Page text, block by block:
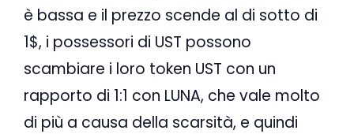
è bassa e il prezzo scende al di sotto di
1$, i possessori di UST possono
scambiare i loro token UST con un
rapporto di 1:1 con LUNA, che vale molto
di più a causa della scarsità, e quindi